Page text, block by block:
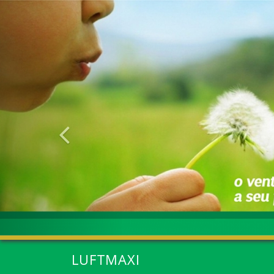
Anterior
LUFTMAXI